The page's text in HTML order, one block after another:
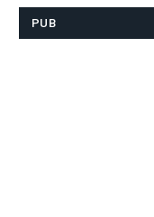
PUB